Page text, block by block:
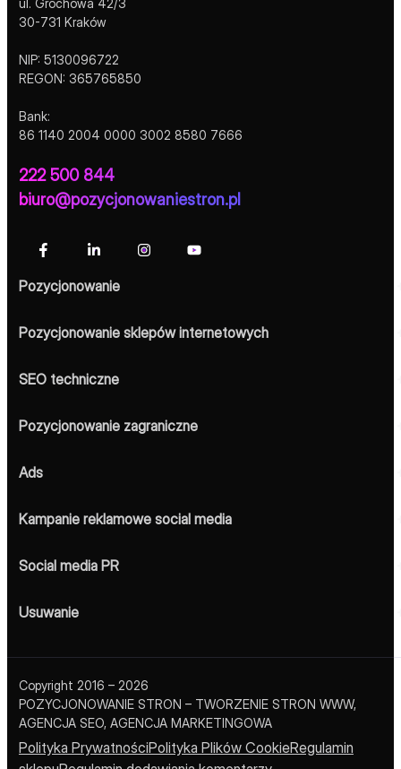
30-731 Kraków
NIP: 5130096722
REGON: 365765850
Bank:
86 1140 2004 0000 3002 8580 7666
222 500 844
biuro@pozycjonowaniestron.pl
Pozycjonowanie
Pozycjonowanie sklepów internetowych
SEO techniczne
Pozycjonowanie zagraniczne
Ads
Kampanie reklamowe social media
Social media PR
Usuwanie
Copyright 2016 – 2026
POZYCJONOWANIE STRON – TWORZENIE STRON WWW,
AGENCJA SEO, AGENCJA MARKETINGOWA
Polityka PrywatnościPolityka Plików CookieRegulamin